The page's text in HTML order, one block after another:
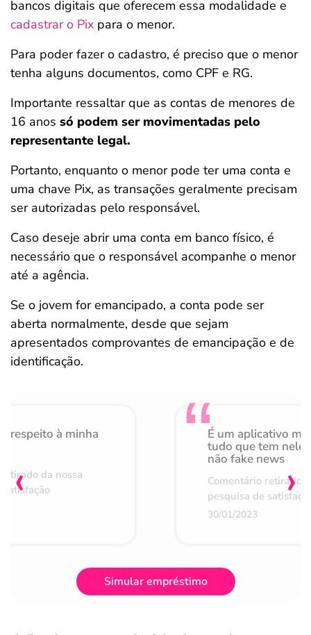
bancos digitais que oferecem essa modalidade e
cadastrar o Pix para o menor.
Para poder fazer o cadastro, é preciso que o menor
tenha alguns documentos, como CPF e RG.
Importante ressaltar que as contas de menores de
16 anos só podem ser movimentadas pelo
representante legal.
Portanto, enquanto o menor pode ter uma conta e
uma chave Pix, as transações geralmente precisam
ser autorizadas pelo responsável.
Caso deseje abrir uma conta em banco físico, é
necessário que o responsável acompanhe o menor
até a agência.
Se o jovem for emancipado, a conta pode ser
aberta normalmente, desde que sejam
apresentados comprovantes de emancipação e de
identificação.
respeito à minha
da nossa
É um aplicativo
tudo que tem nele
não fake news
Comentário retirado
pesquisa de
30/01/2023
‹ ›
Simular empréstimo